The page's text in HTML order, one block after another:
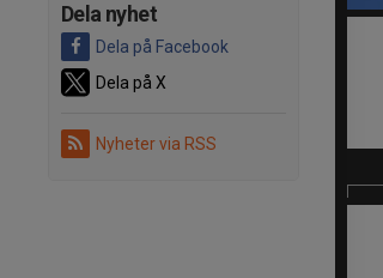
Dela nyhet
Dela på Facebook
Dela på X
Nyheter via RSS